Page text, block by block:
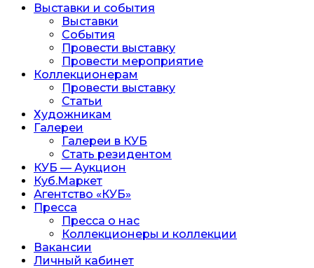
Выставки и события
Выставки
События
Провести выставку
Провести мероприятие
Коллекционерам
Провести выставку
Статьи
Художникам
Галереи
Галереи в КУБ
Стать резидентом
КУБ — Аукцион
Куб.Маркет
Агентство «КУБ»
Пресса
Пресса о нас
Коллекционеры и коллекции
Вакансии
Личный кабинет